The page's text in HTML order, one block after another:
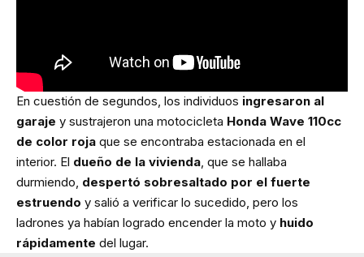
En cuestión de segundos, los individuos ingresaron al
garaje y sustrajeron una motocicleta Honda Wave 110cc
de color roja que se encontraba estacionada en el
interior. El dueño de la vivienda, que se hallaba
durmiendo, despertó sobresaltado por el fuerte
estruendo y salió a verificar lo sucedido, pero los
ladrones ya habían logrado encender la moto y huido
rápidamente del lugar.